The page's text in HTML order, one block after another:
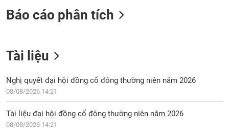
Báo cáo phân tích
Tài liệu
Nghị quyết đại hội đồng cổ đông thường niên năm 2026
08/08/2026 14:21
Tài liệu đại hội đồng cổ đông thường niên năm 2026
08/08/2026 14:21